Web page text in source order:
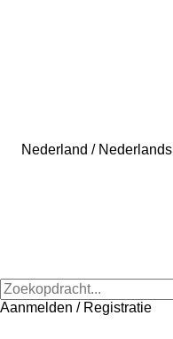
Nederland / Nederlands
Aanmelden / Registratie